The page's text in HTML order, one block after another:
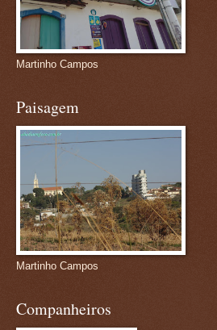
Martinho Campos
Paisagem
Martinho Campos
Companheiros